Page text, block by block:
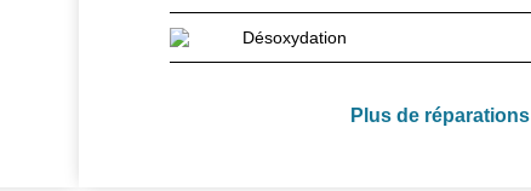
Désoxydation
Plus de réparations